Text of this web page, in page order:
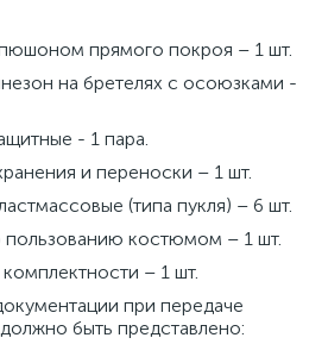
прямого покроя – 1 шт.
на бретелях с осоюзками -
- 1 пара.
и переноски – 1 шт.
(типа пукля) – 6 шт.
пользованию костюмом – 1 шт.
– 1 шт.
при передаче
быть представлено: